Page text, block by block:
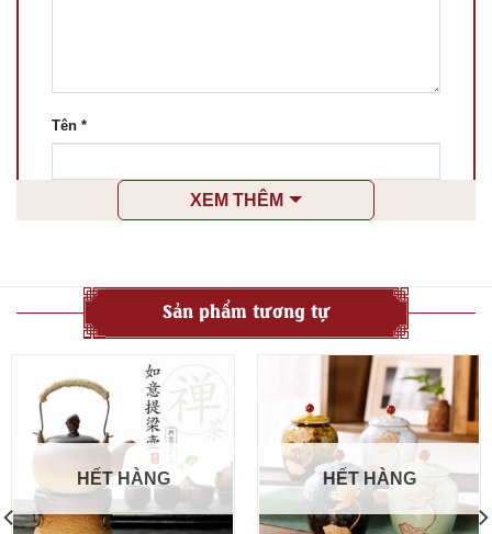
Tên *
Lưu tên của tôi, email, và trang web trong trình
duyệt này cho lần bình luận kế tiếp của tôi.
XEM THÊM
Sản phẩm tương tự
HẾT HÀNG HẾT HÀNG